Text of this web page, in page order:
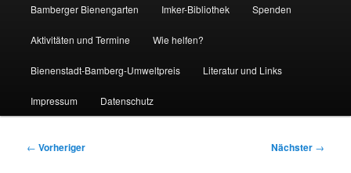
Bamberger Bienengarten Imker-Bibliothek Spenden
Aktivitäten und Termine Wie helfen?
Bienenstadt-Bamberg-Umweltpreis Literatur und Links
Impressum Datenschutz
Beitragsnavigation
← Vorheriger Nächster →